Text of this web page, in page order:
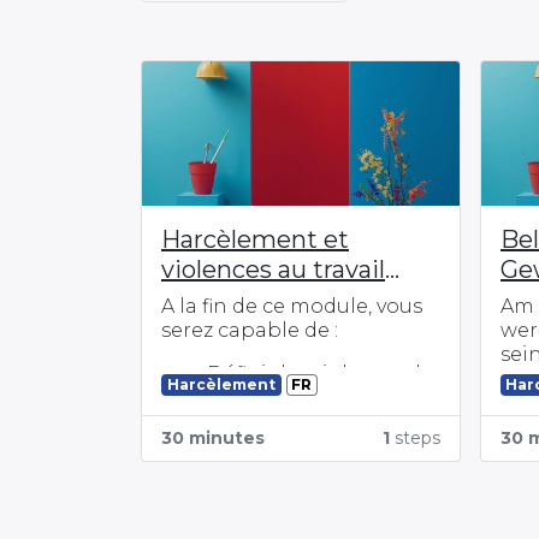
Harcèlement et
violences au travail
: comprendre et agir
A la fin de ce module, vous
serez capable de :
-Définir les violences, le
harcèlement moral et
sexuel sur le lieu de
travail
- Identifier le rôle des
Harcèlement FR
30 minutes 1steps
Am
30